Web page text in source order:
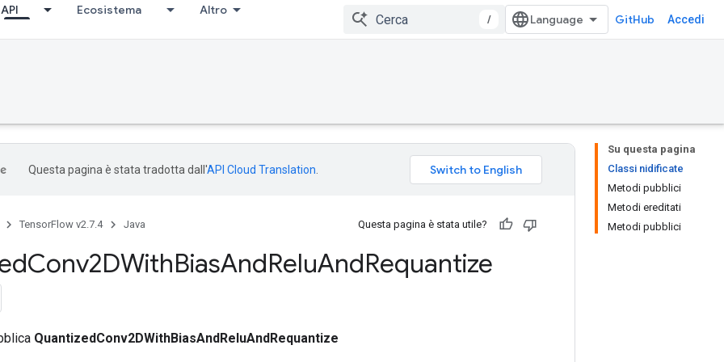
API Ecosistema Altro
/ GitHub Accedi
Su questa pagina
Classi nidificate
Metodi pubblici
Metodi ereditati
Metodi pubblici
Questa pagina è stata tradotta dall'API Cloud Translation
TensorFlow v2.7.4 Java Questa pagina è stata utile?
Conv2DWithBiasAndReluAndRequantize
QuantizedConv2DWithBiasAndReluAndRequantize